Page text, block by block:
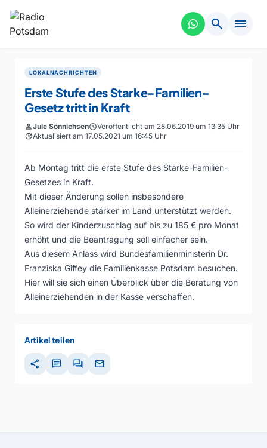
search menu
LOKALNACHRICHTEN
Erste Stufe des Starke-Familien-
Gesetz tritt in Kraft
personJule SönnichsenscheduleVeröffentlicht am 28.06.2019 um 13:35 Uhr
updateAktualisiert am 17.05.2021 um 16:45 Uhr
Ab Montag tritt die erste Stufe des Starke-Familien-
Gesetzes in Kraft.
Mit dieser Änderung sollen insbesondere
Alleinerziehende stärker im Land unterstützt werden.
So wird der Kinderzuschlag auf bis zu 185 € pro Monat
erhöht und die Beantragung soll einfacher sein.
Aus diesem Anlass wird Bundesfamilienministerin Dr.
Franziska Giffey die Familienkasse Potsdam besuchen.
Hier will sie sich einen Überblick über die Beratung von
Alleinerziehenden in der Kasse verschaffen.
Artikel teilen
share chat forum mail